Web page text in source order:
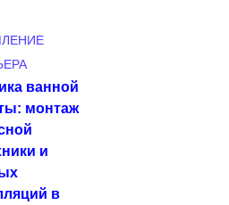
ванной
монтаж
и
в